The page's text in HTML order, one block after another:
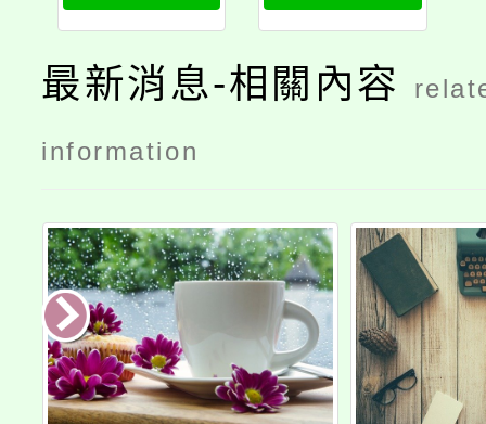
研習計畫
最新消息-相關內容
information